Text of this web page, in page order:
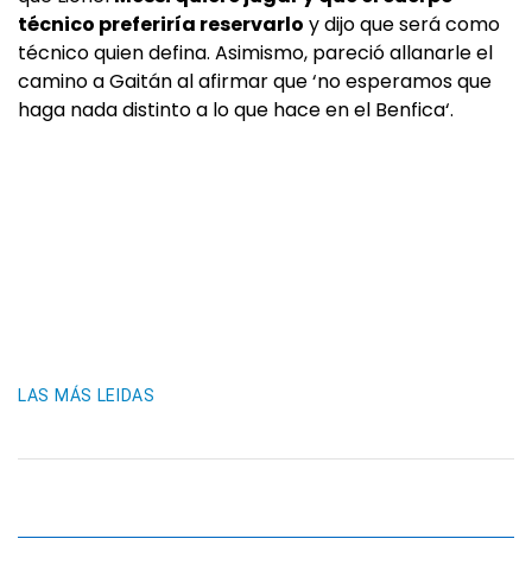
técnico preferiría reservarlo y dijo que será como
técnico quien defina. Asimismo, pareció allanarle el
camino a Gaitán al afirmar que ‘no esperamos que
haga nada distinto a lo que hace en el Benfica‘.
LAS MÁS LEIDAS